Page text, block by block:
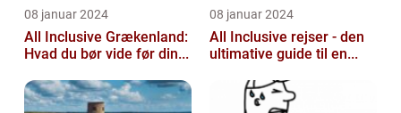
08 januar 2024
All Inclusive Grækenland:
Hvad du bør vide før din...
08 januar 2024
All Inclusive rejser - den
ultimative guide til en...